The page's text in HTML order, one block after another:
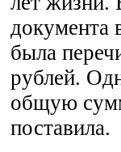
документа
была
рублей.
общую
поставила.